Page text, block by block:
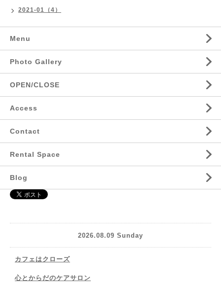
2021-01（4）
Menu
Photo Gallery
OPEN/CLOSE
Access
Contact
Rental Space
Blog
2026.08.09 Sunday
カフェはクローズ
心とからだのケアサロン